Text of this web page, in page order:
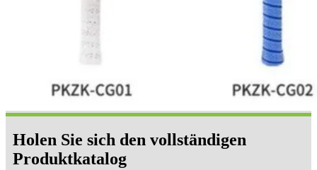
Holen Sie sich den vollständigen
Produktkatalog